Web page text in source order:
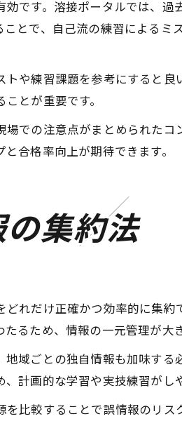
です。溶接ポータルでは、
とで、自己流の練習による
や練習課題を参考にすると
とが重要です。
での注意点がまとめられた
合格率向上が期待できます。
集約法
れだけ正確かつ効率的に集
るため、情報の一元管理が大
域ごとの独自情報も加味す
計画的な学習や実技練習がし
比較することで誤情報のリ